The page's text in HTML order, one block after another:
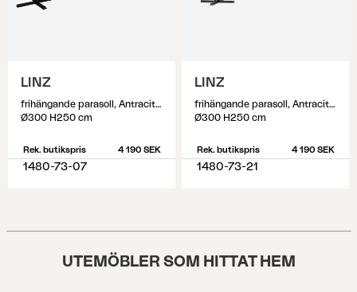
LINZ
frihängande parasoll, Antracit/Grå
Ø300 H250 cm
Rek. butikspris 4 190 SEK
1480-73-07
LINZ
frihängande parasoll, Antracit/khaki
Ø300 H250 cm
Rek. butikspris 4 190 SEK
1480-73-21
UTEMÖBLER SOM HITTAT HEM